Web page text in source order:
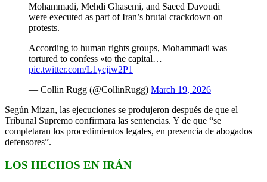
Mohammadi, Mehdi Ghasemi, and Saeed Davoudi
were executed as part of Iran’s brutal crackdown on
protests.
According to human rights groups, Mohammadi was
tortured to confess «to the capital…
pic.twitter.com/L1ycjiw2P1
— Collin Rugg (@CollinRugg) March 19, 2026
Según Mizan, las ejecuciones se produjeron después de que el
Tribunal Supremo confirmara las sentencias. Y de que “se
completaran los procedimientos legales, en presencia de abogados
defensores”.
LOS HECHOS EN IRÁN